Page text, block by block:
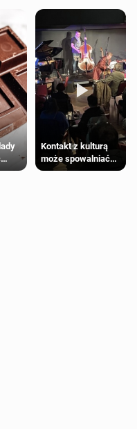
Kontakt z kulturą
może spowalniać
starzenie